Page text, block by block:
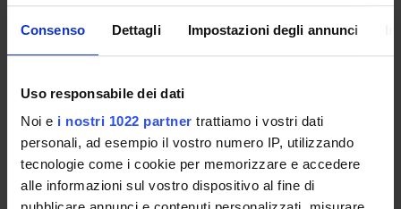
Consenso Dettagli Impostazioni degli annunci
Uso responsabile dei dati
Noi e i nostri 1022 partner trattiamo i vostri dati
personali, ad esempio il vostro numero IP, utilizzando
tecnologie come i cookie per memorizzare e accedere
alle informazioni sul vostro dispositivo al fine di
Leonardo Chelazzi
Professore ordinario
Chiara Della Libera
Ilaria Sani
Elisa Santandrea
Ricercatore a tempo determinato